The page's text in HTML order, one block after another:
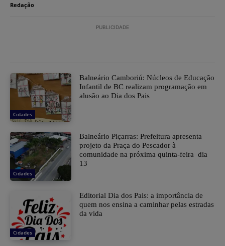
Redação
PUBLICIDADE
Cidades
Balneário Camboriú: Núcleos de Educação
Infantil de BC realizam programação em
alusão ao Dia dos Pais
Cidades
Balneário Piçarras: Prefeitura apresenta
projeto da Praça do Pescador à
comunidade na próxima quinta-feira dia
13
Cidades
Editorial Dia dos Pais: a importância de
quem nos ensina a caminhar pelas estradas
da vida